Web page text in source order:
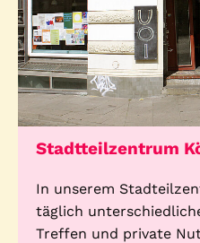
Stadtteilzentrum
In unserem
täglich
Treffen und private